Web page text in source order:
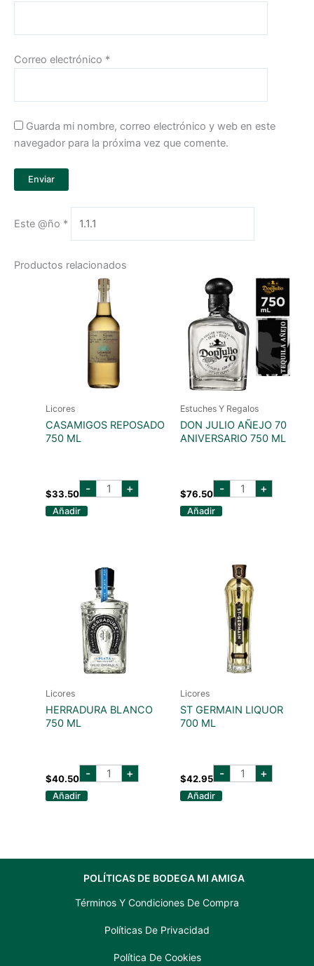
Correo electrónico *
Guarda mi nombre, correo electrónico y web en este
navegador para la próxima vez que comente.
Este @ño *
Productos relacionados
Licores
CASAMIGOS REPOSADO
750 ML
$33.50 - casamigos
reposado
+
Añadir
Estuches Y Regalos
DON JULIO AÑEJO 70
ANIVERSARIO 750 ML
$76.50 - don
julio +
Añadir
Licores
HERRADURA BLANCO
750 ML
$40.50 - herradura
blanco+
Añadir
Licores
ST GERMAIN LIQUOR
700 ML
$42.95 - st
germain
+
Añadir
POLÍTICAS DE BODEGA MI AMIGA
Términos Y Condiciones De Compra
Políticas De Privacidad
Política De Cookies